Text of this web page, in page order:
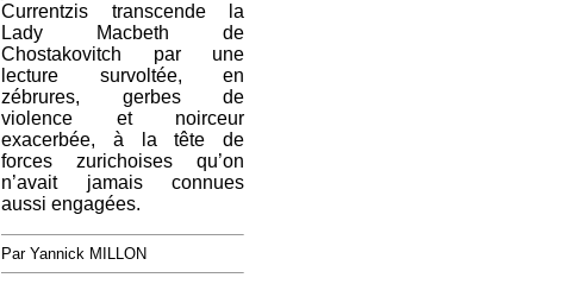
Currentzis transcende la
Lady Macbeth de
Chostakovitch par une
lecture survoltée, en
zébrures, gerbes de
violence et noirceur
exacerbée, à la tête de
forces zurichoises qu’on
n’avait jamais connues
aussi engagées.
Par Yannick MILLON